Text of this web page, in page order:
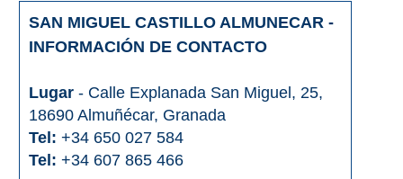
SAN MIGUEL CASTILLO ALMUNECAR -
INFORMACIÓN DE CONTACTO
Lugar - Calle Explanada San Miguel, 25,
18690 Almuñécar, Granada
Tel: +34 650 027 584
Tel: +34 607 865 466